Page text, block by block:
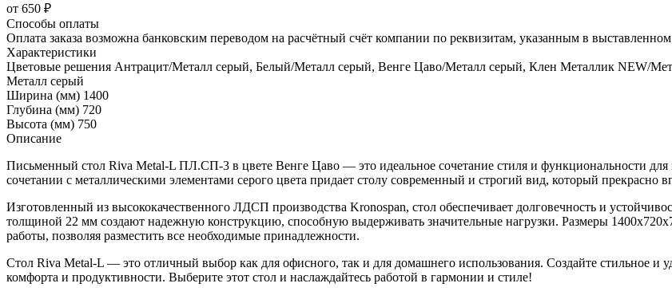
от 650 ₽
Способы оплаты
Оплата заказа возможна банковским переводом на расчётный счёт компании по реквизитам, указанным в
Характеристики
Цветовые решения Антрацит/Металл серый, Белый/Металл серый, Венге Цаво/Металл серый, Клен Металлик NEW/
Металл серый
Ширина (мм) 1400
Глубина (мм) 720
Высота (мм) 750
Описание
Письменный стол Riva Metal-L ПЛ.СП-3 в цвете Венге Цаво — это идеальное сочетание стиля и функциональности для
сочетании с металлическими элементами серого цвета придает столу современный и строгий вид, который прекрасно
Изготовленный из высококачественного ЛДСП производства Kronospan, стол обеспечивает долговечность и
толщиной 22 мм создают надежную конструкцию, способную выдерживать значительные нагрузки. Размеры
работы, позволяя разместить все необходимые принадлежности.
Стол Riva Metal-L — это отличный выбор как для офисного, так и для домашнего использования. Создайте стильное и
комфорта и продуктивности. Выберите этот стол и наслаждайтесь работой в гармонии и стиле!